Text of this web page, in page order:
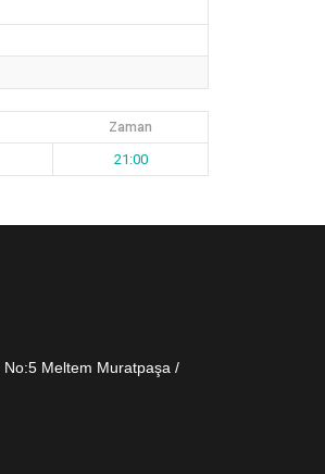
Zaman
21:00
No:5 Meltem Muratpaşa /